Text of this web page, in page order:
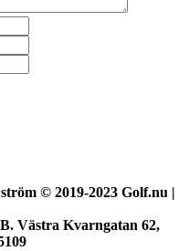
© 2019-2023 Golf.nu |
Västra Kvarngatan 62,